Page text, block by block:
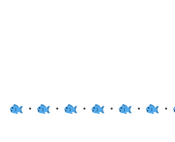
・ ・ ・ ・ ・ ・